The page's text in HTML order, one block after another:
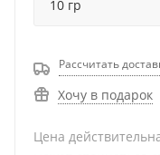
Рассчитать
Хочу в подарок
Цена